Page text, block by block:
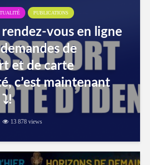
PUBLICATIONS
rendez-vous en ligne
de
et de carte
c’est maintenant
13 878 views